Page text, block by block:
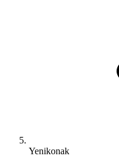
Yenikonak